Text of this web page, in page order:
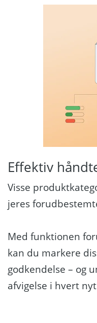
Effektiv
Visse
jeres
Med funktionen
kan du markere
godkendelse – og
afvigelse i hvert